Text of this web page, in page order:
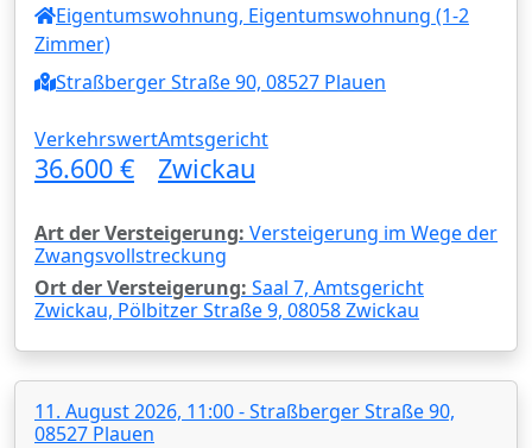
Eigentumswohnung, Eigentumswohnung (1-2
Zimmer)
Straßberger Straße 90, 08527 Plauen
Verkehrswert
36.600 €
Amtsgericht
Zwickau
Art der Versteigerung: Versteigerung im Wege der
Zwangsvollstreckung
Ort der Versteigerung: Saal 7, Amtsgericht
Zwickau, Pölbitzer Straße 9, 08058 Zwickau
11. August 2026, 11:00 - Straßberger Straße 90,
08527 Plauen